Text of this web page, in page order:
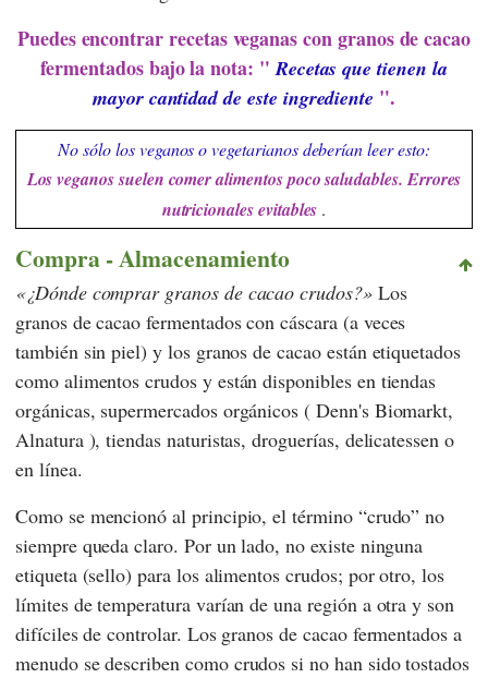
Puedes encontrar recetas veganas con granos de cacao
fermentados bajo la nota: "Recetas que tienen la
mayor cantidad de este ingrediente ".
No sólo los veganos o vegetarianos deberían leer esto:
Los veganos suelen comer alimentos poco saludables. Errores
nutricionales evitables .
Compra - Almacenamiento
¿Dónde comprar granos de cacao crudos? Los
granos de cacao fermentados con cáscara (a veces
también sin piel) y los granos de cacao están etiquetados
como alimentos crudos y están disponibles en tiendas
orgánicas, supermercados orgánicos (Denn's Biomarkt,
Alnatura), tiendas naturistas, droguerías, delicatessen o
en línea.
Como se mencionó al principio, el término “crudo” no
siempre queda claro. Por un lado, no existe ninguna
etiqueta (sello) para los alimentos crudos; por otro, los
límites de temperatura varían de una región a otra y son
difíciles de controlar. Los granos de cacao fermentados a
menudo se describen como crudos si no han sido tostados